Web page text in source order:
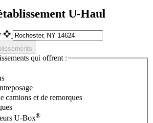
U-Haul
qui offrent :
camions et de remorques
U-Box®